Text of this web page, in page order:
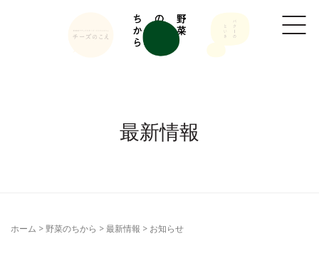
最新情報
ホーム > 野菜のちから >最新情報 > お知らせ